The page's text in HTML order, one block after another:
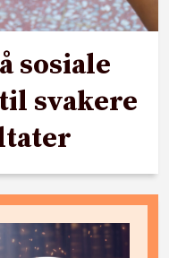
sosiale
svakere